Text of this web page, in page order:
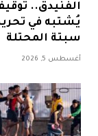
الفنيدق..
يُشتبه في
سبتة المحتلة
أغسطس 5, 2026